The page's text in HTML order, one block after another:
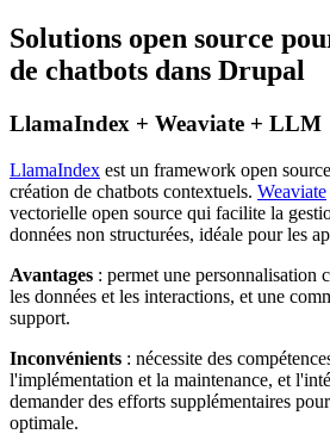
Solutions open source
de chatbots dans Drupal
LlamaIndex + Weaviate + LLM
LlamaIndex est un framework open
création de chatbots contextuels. Weaviate
vectorielle open source qui facilite la
données non structurées, idéale pour les
Avantages : permet une personnalisation
les données et les interactions, et une
support.
Inconvénients : nécessite des
l'implémentation et la maintenance, et
demander des efforts supplémentaires
optimale.